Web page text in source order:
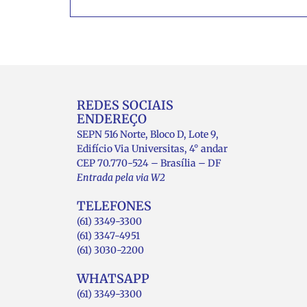
REDES SOCIAIS
ENDEREÇO
SEPN 516 Norte, Bloco D, Lote 9,
Edifício Via Universitas, 4° andar
CEP 70.770-524 – Brasília – DF
Entrada pela via W2
TELEFONES
(61) 3349-3300
(61) 3347-4951
(61) 3030-2200
WHATSAPP
(61) 3349-3300